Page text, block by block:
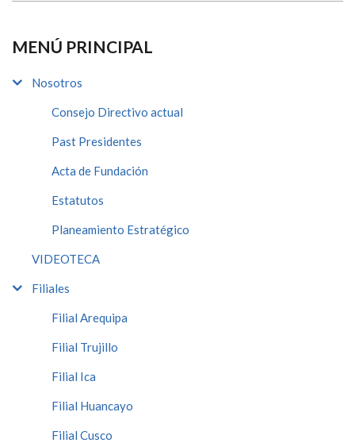
MENÚ PRINCIPAL
Nosotros
Consejo Directivo actual
Past Presidentes
Acta de Fundación
Estatutos
Planeamiento Estratégico
VIDEOTECA
Filiales
Filial Arequipa
Filial Trujillo
Filial Ica
Filial Huancayo
Filial Cusco